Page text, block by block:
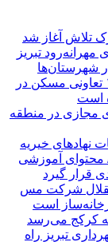
تبریز
شهرستان‌ها
مرتفع شده است/ معضلات چند دهه‌ای ١٣ تعاونی مسکن در
است
مجازی در منطقه
نهادهای خیریه
محتوای آموزشی
قرار گیرد
شرکت مس
است
تبریز راه